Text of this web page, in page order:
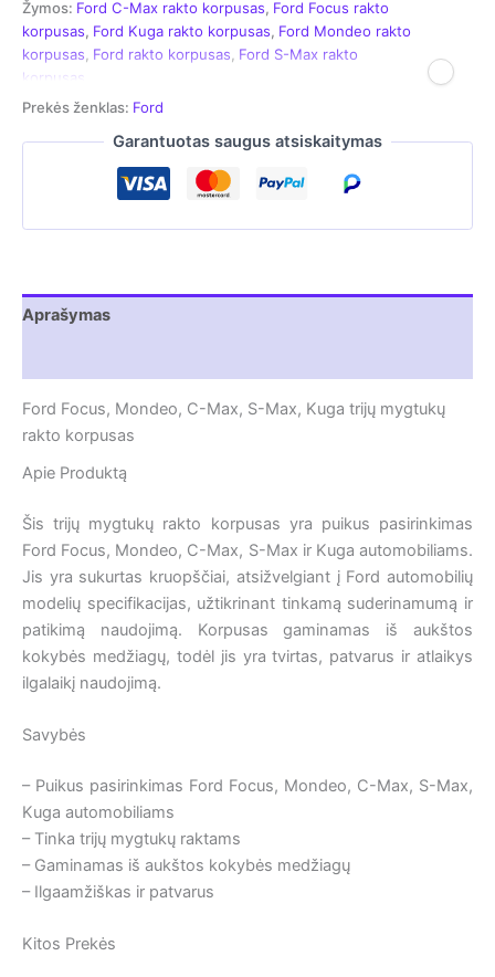
Ford
Focus
|
Mondeo
|
Max
|
geležtei)
Žymos: Ford C-Max rakto korpusas, Ford Focus rakto
korpusas, Ford Kuga rakto korpusas, Ford Mondeo rakto
korpusas Ford rakto korpusas Ford S-Max rakto
korpusas
Prekės ženklas: Ford
Garantuotas saugus atsiskaitymas
Aprašymas
Ford Focus, Mondeo, C-Max, S-Max, Kuga trijų mygtukų
rakto korpusas
Apie Produktą
Šis trijų mygtukų rakto korpusas yra puikus pasirinkimas
Ford Focus, Mondeo, C-Max, S-Max ir Kuga automobiliams.
Jis yra sukurtas kruopščiai, atsižvelgiant į Ford automobilių
modelių specifikacijas, užtikrinant tinkamą suderinamumą ir
patikimą naudojimą. Korpusas gaminamas iš aukštos
kokybės medžiagų, todėl jis yra tvirtas, patvarus ir atlaikys
ilgalaikį naudojimą.
Savybės
– Puikus pasirinkimas Ford Focus, Mondeo, C-Max, S-Max,
Kuga automobiliams
– Tinka trijų mygtukų raktams
– Gaminamas iš aukštos kokybės medžiagų
– Ilgaamžiškas ir patvarus
Kitos Prekės